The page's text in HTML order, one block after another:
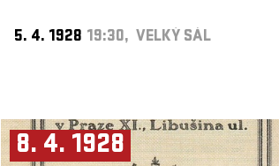
5. 4. 1928 19:30, VELKÝ SÁL
8. 4. 1928